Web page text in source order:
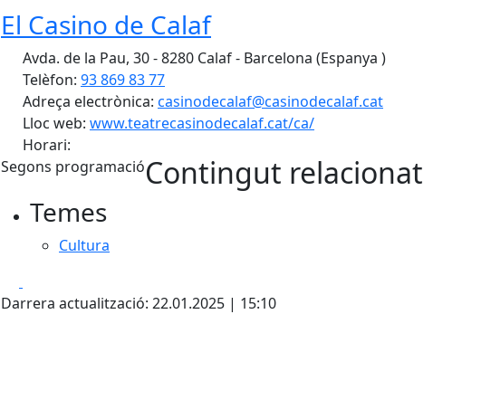
El Casino de Calaf
Avda. de la Pau, 30 - 8280 Calaf - Barcelona (Espanya )
Telèfon: 93 869 83 77
Adreça electrònica: casinodecalaf@casinodecalaf.cat
Lloc web: www.teatrecasinodecalaf.cat/ca/
Horari:
Segons programacióContingut relacionat
Temes
Cultura
Darrera actualització: 22.01.2025 | 15:10